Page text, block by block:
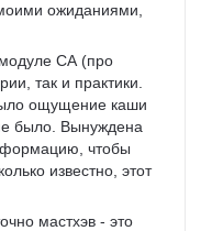
ожиданиями,
СА (про
так и практики.
ощущение каши
было. Вынуждена
чтобы
известно, этот
мастхэв - это